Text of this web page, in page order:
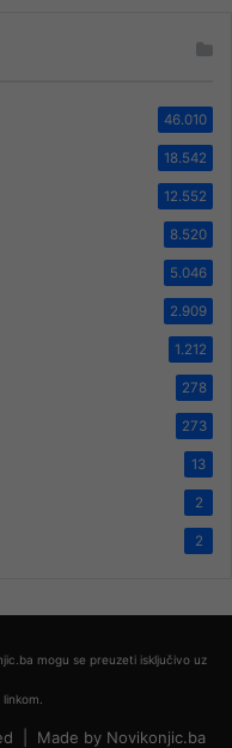
46.010
18.542
12.552
8.520
5.046
2.909
1.212
278
273
13
2
2
mogu se preuzeti isključivo uz
| Made by Novikonjic.ba